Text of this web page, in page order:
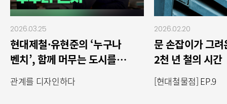
2026.03.25
현대제철·유현준의 ‘누구나
벤치’, 함께 머무는 도시를
만들다
관계를 디자인하다
2026.02.20
문 손잡이가 그
2천 년 철의 시간
[현대철물점] EP.9